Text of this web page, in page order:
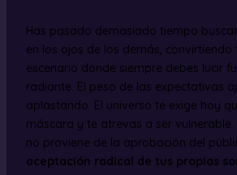
Has pasado demasiado tiempo
en los ojos de los demás, convirtiendo
escenario donde siempre debes lucir
radiante. El peso de las expectativas
aplastando. El universo te exige hoy
máscara y te atrevas a ser vulnerable.
no proviene de la aprobación del
aceptación radical de tus propias